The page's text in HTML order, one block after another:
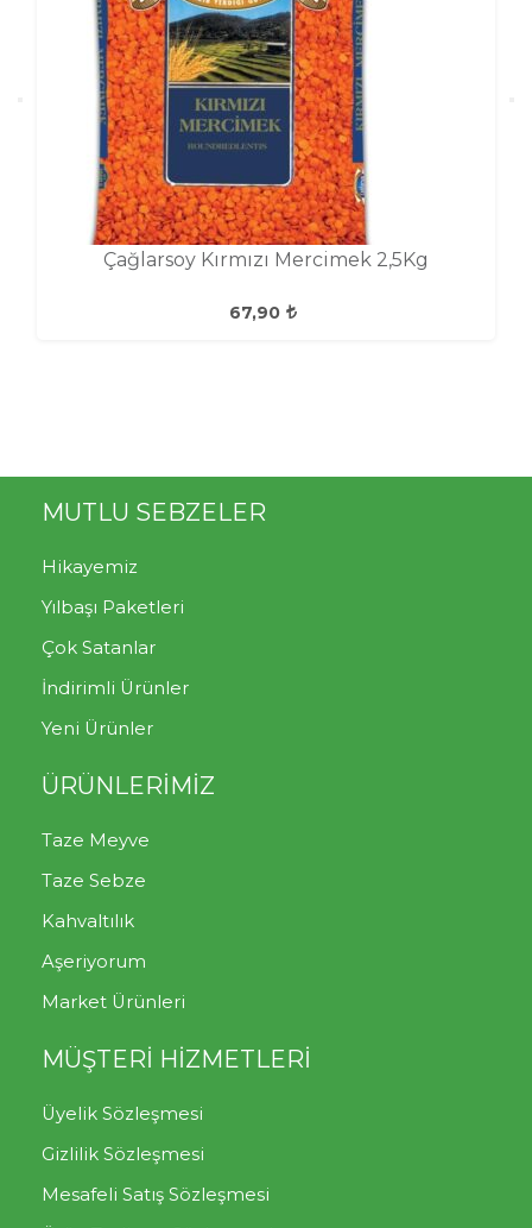
Çağlarsoy Kırmızı Mercimek 2,5Kg
67,90
MUTLU SEBZELER
Hikayemiz
Yılbaşı Paketleri
Çok Satanlar
İndirimli Ürünler
Yeni Ürünler
ÜRÜNLERİMİZ
Taze Meyve
Taze Sebze
Kahvaltılık
Aşeriyorum
Market Ürünleri
MÜŞTERİ HİZMETLERİ
Üyelik Sözleşmesi
Gizlilik Sözleşmesi
Mesafeli Satış Sözleşmesi